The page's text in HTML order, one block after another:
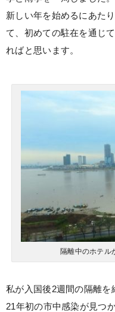
新しい年を始めるにあた
て、初めての駐在を通じ
ればと思います。
隔離中のホテル
私が入国後2週間の隔離
21年初の市中感染が見つ